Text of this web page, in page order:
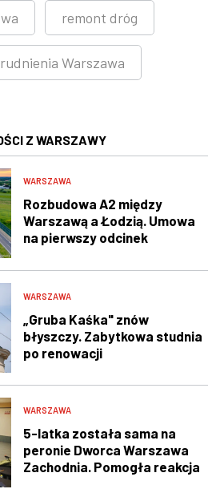
remont dróg
Warszawa
Z WARSZAWY
WARSZAWA
Rozbudowa A2 między
Warszawą a Łodzią. Umowa
na pierwszy odcinek
WARSZAWA
„Gruba Kaśka" znów
błyszczy. Zabytkowa studnia
po renowacji
WARSZAWA
5-latka została sama na
peronie Dworca Warszawa
Zachodnia. Pomogła reakcja